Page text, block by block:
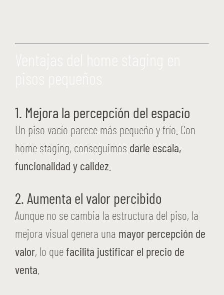
1. Mejora la percepción del espacio
Un piso vacío parece más pequeño y frío. Con
home staging, conseguimos darle escala,
funcionalidad y calidez
2. Aumenta el valor percibido
Aunque no se cambia la estructura del piso, la
mejora visual genera una mayor percepción de
valor, lo quefacilita justificar el precio de
venta